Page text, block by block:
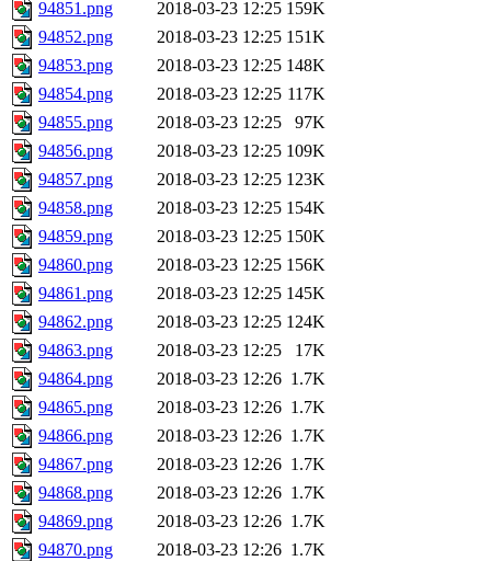
94851.png 2018-03-23 12:25 159K
94852.png
2018-03-23 12:25 151K
94853.png
2018-03-23 12:25 148K
94854.png
2018-03-23 12:25 117K
94855.png
2018-03-23 12:25
97K
94856.png
2018-03-23 12:25 109K
94857.png
2018-03-23 12:25 123K
94858.png
2018-03-23 12:25 154K
94859.png
2018-03-23 12:25 150K
94860.png
2018-03-23 12:25 156K
94861.png
2018-03-23 12:25 145K
94862.png
2018-03-23 12:25 124K
94863.png
2018-03-23 12:25
17K
94864.png
2018-03-23 12:26 1.7K
94865.png
2018-03-23 12:26 1.7K
94866.png
2018-03-23 12:26 1.7K
94867.png
2018-03-23 12:26 1.7K
94868.png
2018-03-23 12:26 1.7K
94869.png
2018-03-23 12:26 1.7K
94870.png
2018-03-23 12:26 1.7K